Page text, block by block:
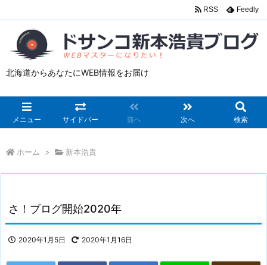
北海道からあなたにWEB情報をお届け
メニュー サイドバー 前へ 次へ 検索
RSS Feedly
ホーム > 新本浩貴
さ！ブログ開始2020年
2020年1月5日 2020年1月16日